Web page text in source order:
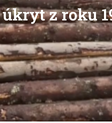
z roku